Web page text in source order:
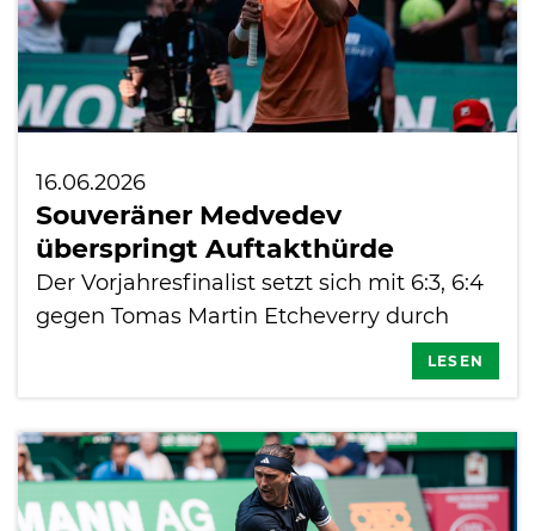
16.06.2026
Souveräner Medvedev
überspringt Auftakthürde
Der Vorjahresfinalist setzt sich mit 6:3, 6:4
gegen Tomas Martin Etcheverry durch
LESEN